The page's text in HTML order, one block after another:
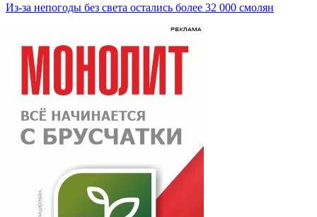
Из-за непогоды без света остались более 32 000 смолян